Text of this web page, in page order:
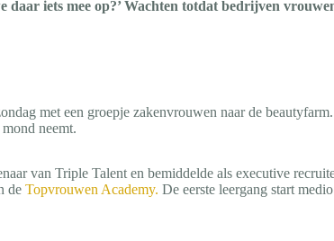
daar iets mee op?’ Wachten totdat bedrijven
met een groepje zakenvrouwen naar de
neemt.
van Triple Talent en bemiddelde als executive
de Topvrouwen Academy. De eerste leergang start